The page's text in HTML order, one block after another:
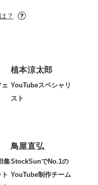
？
植本涼太郎
YouTubeスペシャリ
スト
集
鳥屋直弘
StockSunでNo.1の
YouTube制作チーム